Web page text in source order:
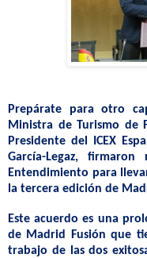
Prepárate para otro
Ministra de Turismo de
Presidente del ICEX
García-Legaz, firmaron
Entendimiento para
la tercera edición de
Este acuerdo es una
de Madrid Fusión que
trabajo de las dos